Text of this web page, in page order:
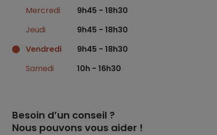
Mercredi
9h45 - 18h30
Jeudi
9h45 - 18h30
Vendredi
9h45 - 18h30
Samedi
10h - 16h30
Besoin d’un conseil ?
Nous pouvons vous aider !